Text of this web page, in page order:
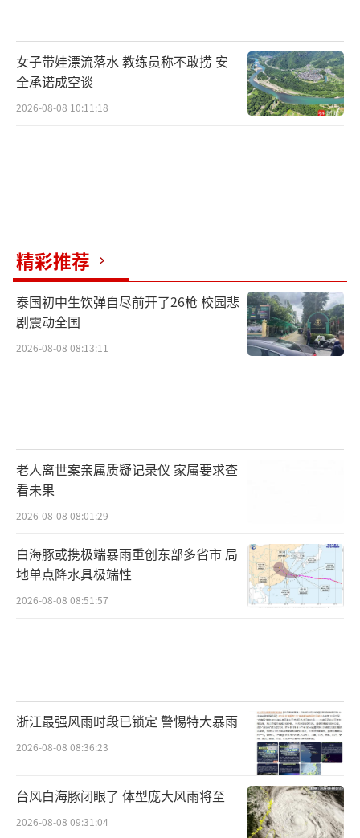
女子带娃漂流落水 教练员称不敢捞 安
全承诺成空谈
2026-08-08 10:11:18
精彩推荐
泰国初中生饮弹自尽前开了26枪 校园悲
剧震动全国
2026-08-08 08:13:11
老人离世案亲属质疑记录仪 家属要求查
看未果
2026-08-08 08:01:29
白海豚或携极端暴雨重创东部多省市 局
地单点降水具极端性
2026-08-08 08:51:57
浙江最强风雨时段已锁定 警惕特大暴雨
2026-08-08 08:36:23
台风白海豚闭眼了 体型庞大风雨将至
2026-08-08 09:31:04